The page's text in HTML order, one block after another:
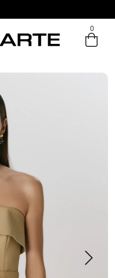
cpf/cnpj
sem juros
0